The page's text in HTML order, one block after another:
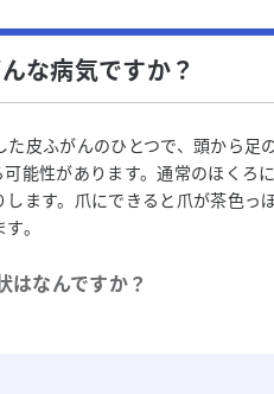
な病気ですか？
皮ふがんのひとつで、頭から足
能性があります。通常のほくろ
ます。爪にできると爪が茶色っ
。
はなんですか？